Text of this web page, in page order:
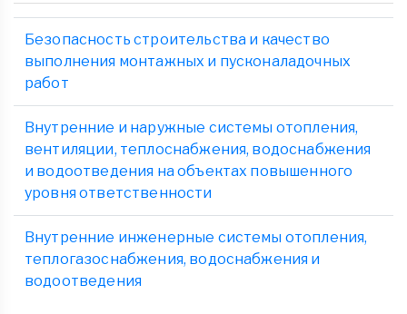
Безопасность строительства и качество
выполнения монтажных и пусконаладочных
работ
Внутренние и наружные системы отопления,
вентиляции, теплоснабжения, водоснабжения
и водоотведения на объектах повышенного
уровня ответственности
Внутренние инженерные системы отопления,
теплогазоснабжения, водоснабжения и
водоотведения